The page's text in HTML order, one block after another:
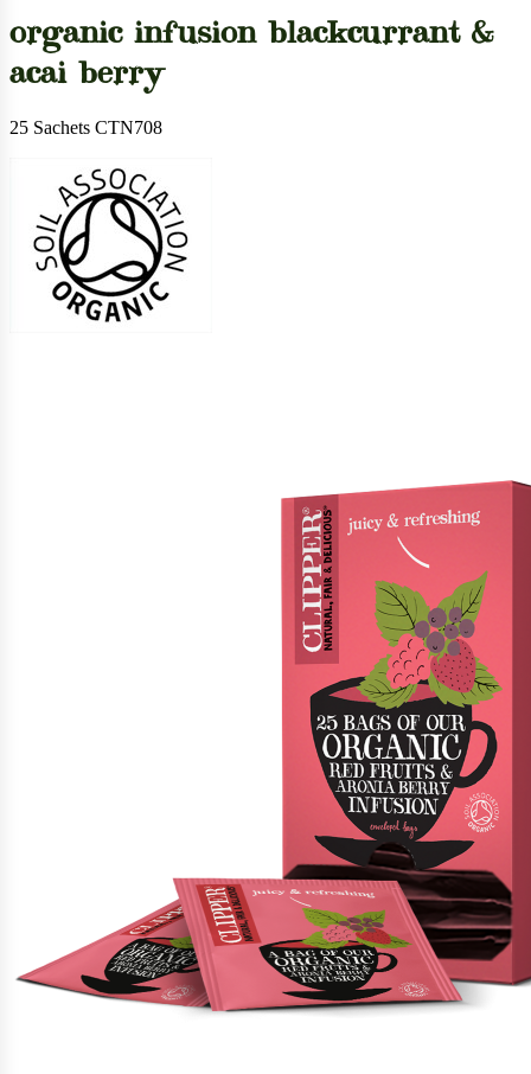
organic infusion blackcurrant &
acai berry
25 Sachets CTN708